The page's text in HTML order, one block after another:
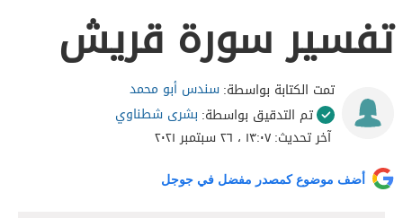
تفسير سورة قريش
تمت الكتابة بواسطة:سندس أبو محمد
تم التدقيق بواسطة: بشرى شطناوي
آخر تحديث:١٣:٠٧ ، ٢٦ سبتمبر ٢٠٢١
أضف موضوع كمصدر مفضل في جوجل